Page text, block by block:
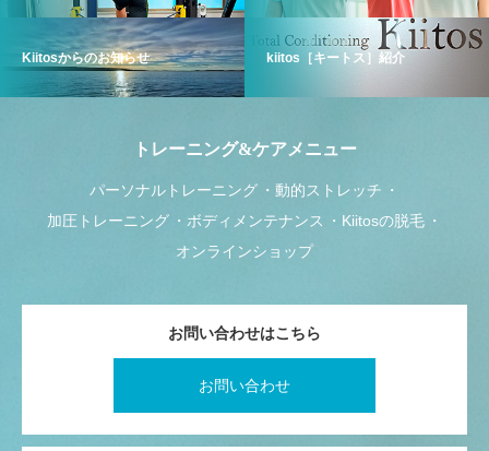
Kiitosからのお知らせ kiitos［キートス］紹介
トレーニング&ケアメニュー
パーソナルトレーニング
動的ストレッチ
加圧トレーニング
ボディメンテナンス
Kiitosの脱毛
オンラインショップ
お問い合わせはこちら
お問い合わせ